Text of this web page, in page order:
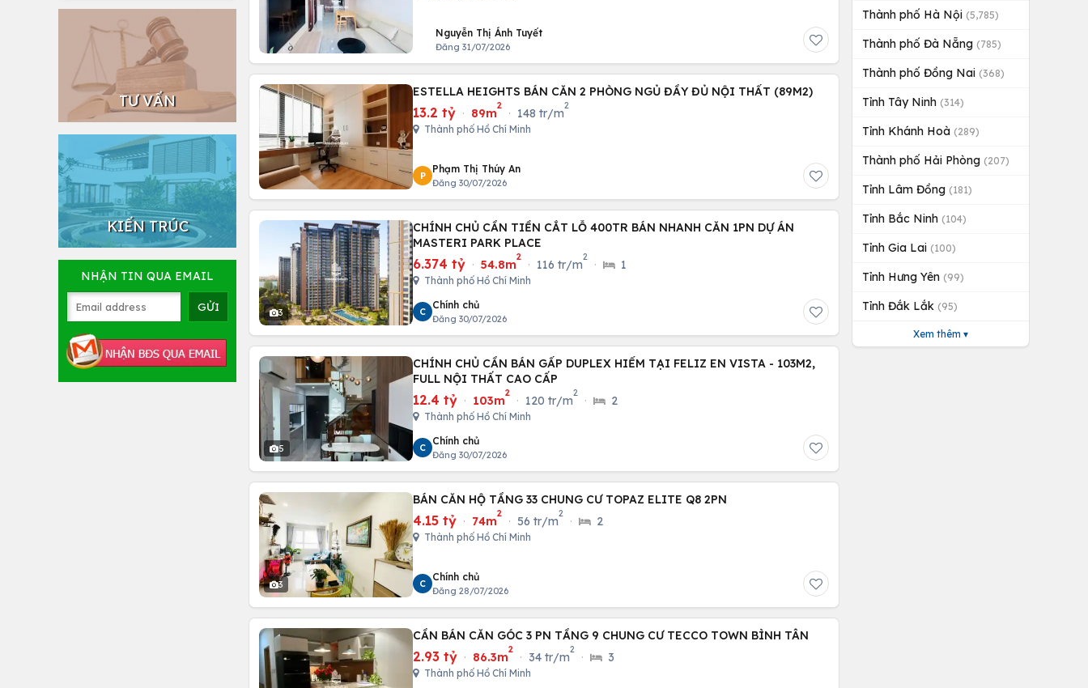
TƯ VẤN
KIẾN TRÚC
NHẬN TIN QUA EMAIL
Nguyễn Thị Ánh Tuyết
Đăng 31/07/2026
ESTELLA HEIGHTS BÁN CĂN 2 PHÒNG NGỦ ĐẦY ĐỦ NỘI THẤT (89M2)
13.2 tỷ · 89m
2
· 148 tr/m
2
Thành phố Hồ Chí Minh
P
Phạm Thị Thúy An
Đăng 30/07/2026
3
CHÍNH CHỦ CẦN TIỀN CẮT LỖ 400TR BÁN NHANH CĂN 1PN DỰ ÁN
MASTERI PARK PLACE
6.374 tỷ · 54.8m
2
· 116 tr/m
2
· 1
Thành phố Hồ Chí Minh
C
Chính chủ
Đăng 30/07/2026
5
CHÍNH CHỦ CẦN BÁN GẤP DUPLEX HIẾM TẠI FELIZ EN VISTA - 103M2,
FULL NỘI THẤT CAO CẤP
12.4 tỷ · 103m
2
· 120 tr/m
2
· 2
Thành phố Hồ Chí Minh
C
Chính chủ
Đăng 30/07/2026
3
BÁN CĂN HỘ TẦNG 33 CHUNG CƯ TOPAZ ELITE Q8 2PN
4.15 tỷ · 74m
2
· 56 tr/m
2
· 2
Thành phố Hồ Chí Minh
C
Chính chủ
Đăng 28/07/2026
CẦN BÁN CĂN GÓC 3 PN TẦNG 9 CHUNG CƯ TECCO TOWN BÌNH TÂN
2.93 tỷ · 86.3m
2
· 34 tr/m
2
· 3
Thành phố Hồ Chí Minh
Thành phố Hà Nội (5,785)
Thành phố Đà Nẵng (785)
Thành phố Đồng Nai (368)
Tỉnh Tây Ninh (314)
Tỉnh Khánh Hoà (289)
Thành phố Hải Phòng (207)
Tỉnh Lâm Đồng (181)
Tỉnh Bắc Ninh (104)
Tỉnh Gia Lai (100)
Tỉnh Hưng Yên (99)
Tỉnh Đắk Lắk (95)
Xem thêm ▾